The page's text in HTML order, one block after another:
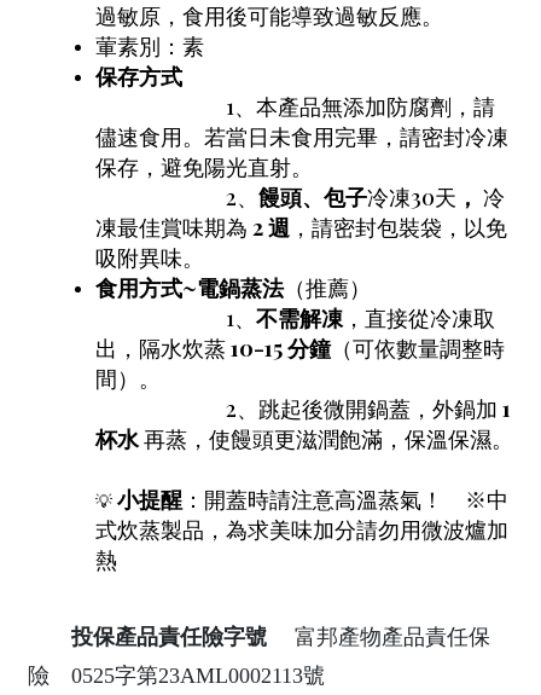
過敏原，食用後可能導致過敏反應。
葷素別：素
保存方式
1、本產品無添加防腐劑，請
儘速食用。若當日未食用完畢，請密封冷凍
保存，避免陽光直射。
2、 饅頭、包子冷凍30天 ， 冷
凍最佳賞味期為 2 週 ，請密封包裝袋，以免
吸附異味。
食用方式~電鍋蒸法（推薦）
1、 不需解凍，直接從冷凍取
出，隔水炊蒸10-15 分鐘（可依數量調整時
間）。
2、跳起後微開鍋蓋，外鍋加 1
杯水再蒸，使饅頭更滋潤飽滿，保溫保濕。
💡 小提醒 ：開蓋時請注意高溫蒸氣！
※中
式炊蒸製品，為求美味加分請勿用微波爐加
熱
投保產品責任險字號 富邦產物產品責任保
險 0525字第23AML0002113號